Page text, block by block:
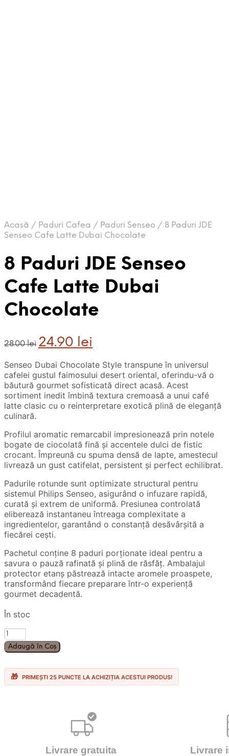
Acasă / Paduri Cafea / Paduri Senseo / 8 Paduri JDE
Senseo Cafe Latte Dubai Chocolate
8 Paduri JDE Senseo
Cafe Latte Dubai
Chocolate
28.00lei
Prețul
inițial
fost:
28.00 lei.
24.90 leicurent
24.90 lei.
Senseo Dubai Chocolate Style transpune în universul
cafelei gustul faimosului desert oriental, oferindu-vă o
băutură gourmet sofisticată direct acasă. Acest
sortiment inedit îmbină textura cremoasă a unui café
latte clasic cu o reinterpretare exotică plină de eleganță
culinară.
Profilul aromatic remarcabil impresionează prin notele
bogate de ciocolată fină și accentele dulci de fistic
crocant. Împreună cu spuma densă de lapte, amestecul
livrează un gust catifelat, persistent și perfect echilibrat.
Padurile rotunde sunt optimizate structural pentru
sistemul Philips Senseo, asigurând o infuzare rapidă,
curată și extrem de uniformă. Presiunea controlată
eliberează instantaneu întreaga complexitate a
ingredientelor, garantând o constanță desăvârșită a
fiecărei cești.
Pachetul conține 8 paduri porționate ideal pentru a
savura o pauză rafinată și plină de răsfăț. Ambalajul
protector etanș păstrează intacte aromele proaspete,
transformând fiecare preparare într-o experiență
gourmet decadentă.
În stoc
Cantitate
8
Paduri
Senseo
Cafe
Adaugă în Coș
PRIMEȘTI 25 PUNCTE LA ACHIZIȚIA ACESTUI PRODUS!